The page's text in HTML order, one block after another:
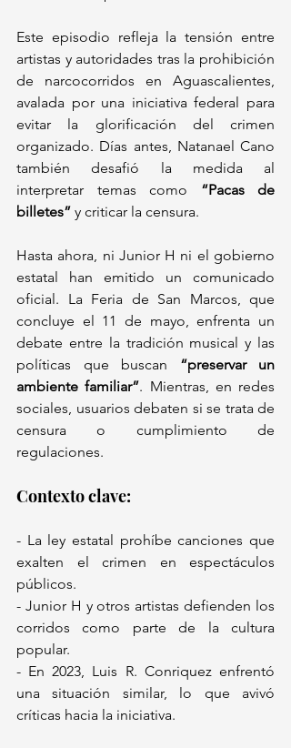
Este episodio refleja la tensión entre
artistas y autoridades tras la prohibición
de narcocorridos en Aguascalientes,
avalada por una iniciativa federal para
evitar la glorificación del crimen
organizado. Días antes, Natanael Cano
también desafió la medida al
interpretar temas como “Pacas de
billetes” y criticar la censura.
Hasta ahora, ni Junior H ni el gobierno
estatal han emitido un comunicado
oficial. La Feria de San Marcos, que
concluye el 11 de mayo, enfrenta un
debate entre la tradición musical y las
políticas que buscan “preservar un
ambiente familiar”. Mientras, en redes
sociales, usuarios debaten si se trata de
censura o cumplimiento de
regulaciones.
Contexto clave:
- La ley estatal prohíbe canciones que
exalten el crimen en espectáculos
públicos.
- Junior H y otros artistas defienden los
corridos como parte de la cultura
popular.
- En 2023, Luis R. Conriquez enfrentó
una situación similar, lo que avivó
críticas hacia la iniciativa.